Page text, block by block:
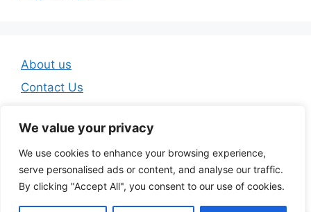
We value your privacy
We use cookies to enhance your browsing experience,
serve personalised ads or content, and analyse our traffic.
By clicking "Accept All", you consent to our use of cookies.
About us
Contact Us
Privacy Policy
Terms And Conditions
© 2026 Telugu Jobs Guru - Latest Telugu Job Updates